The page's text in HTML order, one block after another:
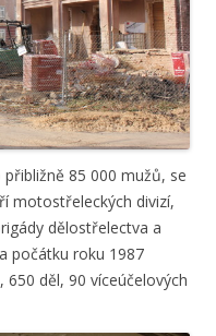
85 000 mužů, se
motostřeleckých divizí,
dělostřelectva a
počátku roku 1987
děl, 90 víceúčelových